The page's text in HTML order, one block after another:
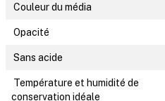
Couleur du média
Opacité
Sans acide
Température et humidité de
conservation idéale